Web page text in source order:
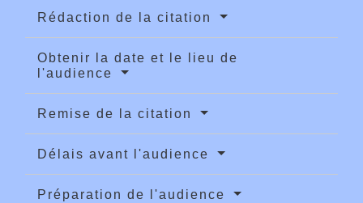
Rédaction de la citation
Obtenir la date et le lieu de
l'audience
Remise de la citation
Délais avant l'audience
Préparation de l'audience